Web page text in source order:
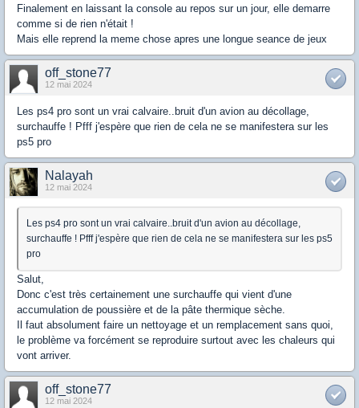
Finalement en laissant la console au repos sur un jour, elle demarre
comme si de rien n'était !
Mais elle reprend la meme chose apres une longue seance de jeux
off_stone77
12 mai 2024
Les ps4 pro sont un vrai calvaire..bruit d'un avion au décollage,
surchauffe ! Pfff j'espère que rien de cela ne se manifestera sur les
ps5 pro
Nalayah
12 mai 2024
Les ps4 pro sont un vrai calvaire..bruit d'un avion au décollage,
surchauffe ! Pfff j'espère que rien de cela ne se manifestera sur les ps5
pro
Salut,
Donc c'est très certainement une surchauffe qui vient d'une
accumulation de poussière et de la pâte thermique sèche.
Il faut absolument faire un nettoyage et un remplacement sans quoi,
le problème va forcément se reproduire surtout avec les chaleurs qui
vont arriver.
off_stone77
12 mai 2024